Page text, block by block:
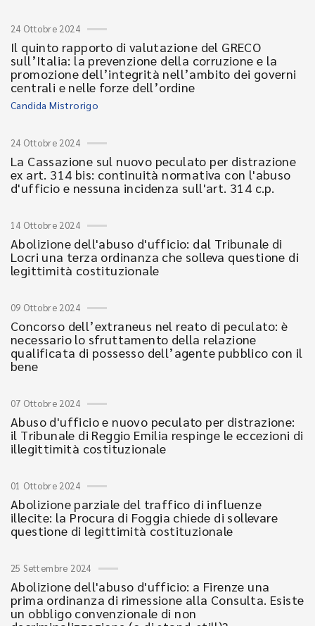
24 Ottobre 2024
Il quinto rapporto di valutazione del GRECO
sull’Italia: la prevenzione della corruzione e la
promozione dell’integrità nell’ambito dei governi
centrali e nelle forze dell’ordine
Candida Mistrorigo
24 Ottobre 2024
La Cassazione sul nuovo peculato per distrazione
ex art. 314 bis: continuità normativa con l'abuso
d'ufficio e nessuna incidenza sull'art. 314 c.p.
14 Ottobre 2024
Abolizione dell'abuso d'ufficio: dal Tribunale di
Locri una terza ordinanza che solleva questione di
legittimità costituzionale
09 Ottobre 2024
Concorso dell’extraneus nel reato di peculato: è
necessario lo sfruttamento della relazione
qualificata di possesso dell’agente pubblico con il
bene
07 Ottobre 2024
Abuso d'ufficio e nuovo peculato per distrazione:
il Tribunale di Reggio Emilia respinge le eccezioni di
illegittimità costituzionale
01 Ottobre 2024
Abolizione parziale del traffico di influenze
illecite: la Procura di Foggia chiede di sollevare
questione di legittimità costituzionale
25 Settembre 2024
Abolizione dell'abuso d'ufficio: a Firenze una
prima ordinanza di rimessione alla Consulta. Esiste
un obbligo convenzionale di non